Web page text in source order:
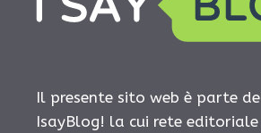
Il presente sito web è parte
IsayBlog! la cui rete editoriale